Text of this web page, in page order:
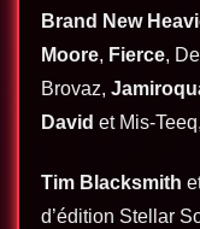
Brand New
Moore, Fierce,
Brovaz,
David et Mis-Teeq
Tim Blacksmith
d’édition Stellar